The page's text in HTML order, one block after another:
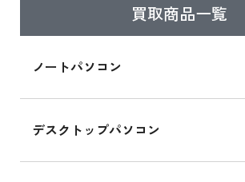
買取商品一覧
ノートパソコン
デスクトップパソコン
ら
iPad mini シリーズ 2024
iPad mini 8.3インチ の新品買取